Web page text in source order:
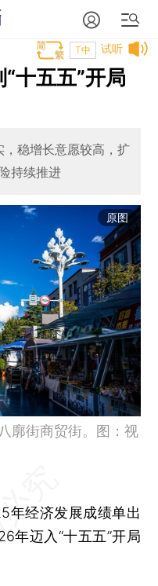
试听
T中
十五五”开局
稳增长意愿较高，扩
持续推进
原图
廓街商贸街。图：视
经济发展成绩单出
年迈入“十五五”开局